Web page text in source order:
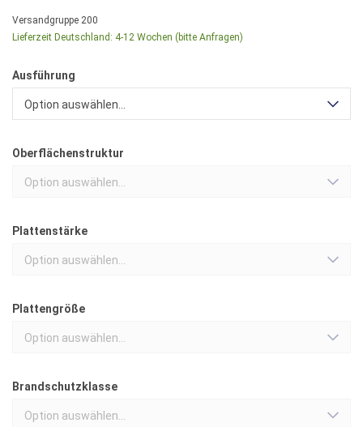
Versandgruppe 200
Lieferzeit Deutschland: 4-12 Wochen (bitte Anfragen)
Ausführung
Option auswählen...
Oberflächenstruktur
Option auswählen...
Plattenstärke
Option auswählen...
Plattengröße
Option auswählen...
Brandschutzklasse
Option auswählen...